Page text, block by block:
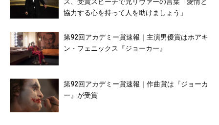
協力する心を持って人を助けましょう」
第92回アカデミー賞速報｜主演男優賞はホアキ
ン・フェニックス『ジョーカー』
第92回アカデミー賞速報｜作曲賞は『ジョーカ
ー』が受賞